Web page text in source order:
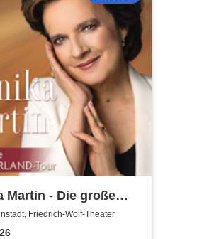
Martin - Die große
Tour
Friedrich-Wolf-Theater